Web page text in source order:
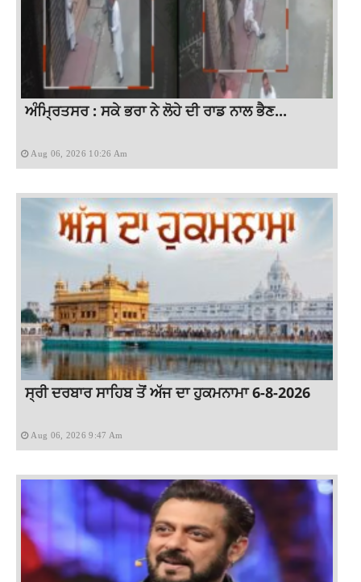
ਅੰਮ੍ਰਿਤਸਰ : ਸਕੇ ਭਰਾ ਨੇ ਲੋਹੇ ਦੀ ਰਾਡ ਨਾਲ ਭੈਣ...
Aug 06, 2026 10:26 Am
ਸ੍ਰੀ ਦਰਬਾਰ ਸਾਹਿਬ ਤੋਂ ਅੱਜ ਦਾ ਹੁਕਮਨਾਮਾ 6-8-2026
Aug 06, 2026 9:47 Am